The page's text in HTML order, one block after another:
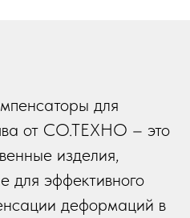
для
от СО.ТЕХНО – это
изделия,
для эффективного
деформаций в